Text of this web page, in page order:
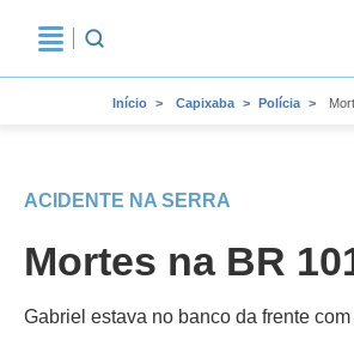
Início Capixaba Polícia
ACIDENTE NA SERRA
Mortes na BR
Gabriel estava no banco da frente